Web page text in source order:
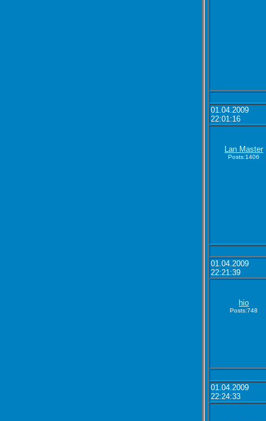
01.04.2009
22:01:16
Lan Master
Posts:1406
01.04.2009
22:21:39
hio
Posts:748
01.04.2009
22:24:33